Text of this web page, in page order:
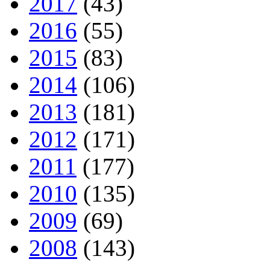
2016 (55)
2015 (83)
2014 (106)
2013 (181)
2012 (171)
2011 (177)
2010 (135)
2009 (69)
2008 (143)